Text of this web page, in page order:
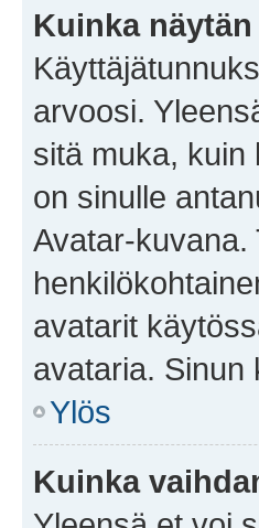
Kuinka
arvoosi.
sitä muka, kuin
on sinulle
Avatar-
avatarit
avataria. Sinun
Ylös
Kuinka